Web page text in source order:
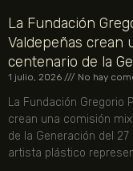
La Fundación
Valdepeñas crean
centenario de la
1 julio, 2026 No hay
La Fundación Gregorio
crean una comisión
de la Generación del
artista plástico